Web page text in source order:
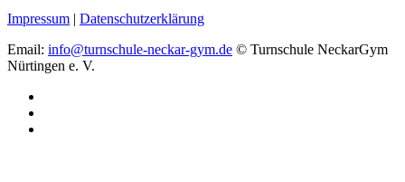
Impressum | Datenschutzerklärung
Email: info@turnschule-neckar-gym.de © Turnschule NeckarGym
Nürtingen e. V.